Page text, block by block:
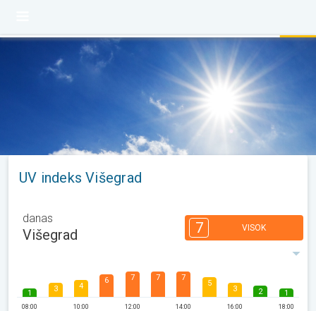
UV indeks Višegrad
danas
Višegrad 7 VISOK
1
08:00
3 4
10:00
6 7
12:00
7 7
14:00
5
3
16:00
2 1
18:00